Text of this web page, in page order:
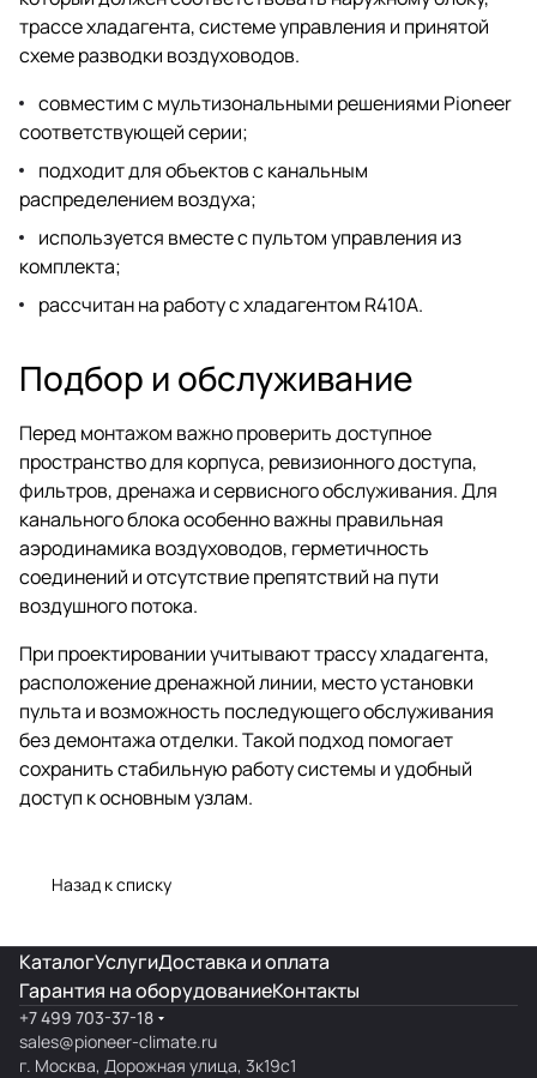
трассе хладагента, системе управления и принятой
схеме разводки воздуховодов.
совместим с мультизональными решениями Pioneer
соответствующей серии;
подходит для объектов с канальным
распределением воздуха;
используется вместе с пультом управления из
комплекта;
рассчитан на работу с хладагентом R410A.
Подбор и обслуживание
Перед монтажом важно проверить доступное
пространство для корпуса, ревизионного доступа,
фильтров, дренажа и сервисного обслуживания. Для
канального блока особенно важны правильная
аэродинамика воздуховодов, герметичность
соединений и отсутствие препятствий на пути
воздушного потока.
При проектировании учитывают трассу хладагента,
расположение дренажной линии, место установки
пульта и возможность последующего обслуживания
без демонтажа отделки. Такой подход помогает
сохранить стабильную работу системы и удобный
доступ к основным узлам.
Назад к списку
КаталогУслугиДоставка и оплата
Гарантия на оборудованиеКонтакты
+7 499 703-37-18
sales@pioneer-climate.ru
г. Москва, Дорожная улица, 3к19с1